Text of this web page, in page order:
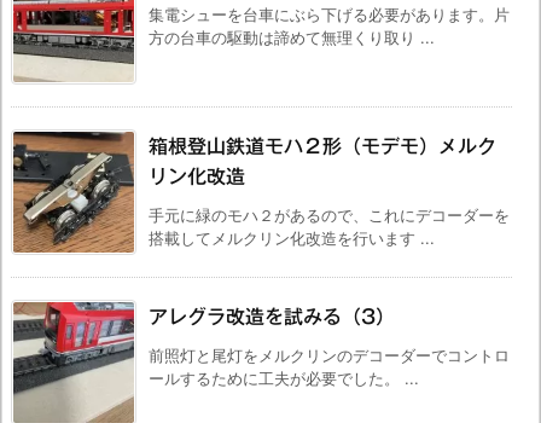
集電シューを台車にぶら下げる必要があります。片
方の台車の駆動は諦めて無理くり取り ...
箱根登山鉄道モハ２形（モデモ）メルク
リン化改造
手元に緑のモハ２があるので、これにデコーダーを
搭載してメルクリン化改造を行います ...
アレグラ改造を試みる（3）
前照灯と尾灯をメルクリンのデコーダーでコントロ
ールするために工夫が必要でした。 ...